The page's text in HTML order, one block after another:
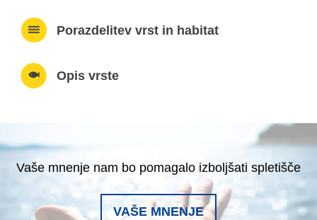
Porazdelitev vrst in habitat
Opis vrste
Vaše mnenje nam bo pomagalo izboljšati spletišče
VAŠE MNENJE